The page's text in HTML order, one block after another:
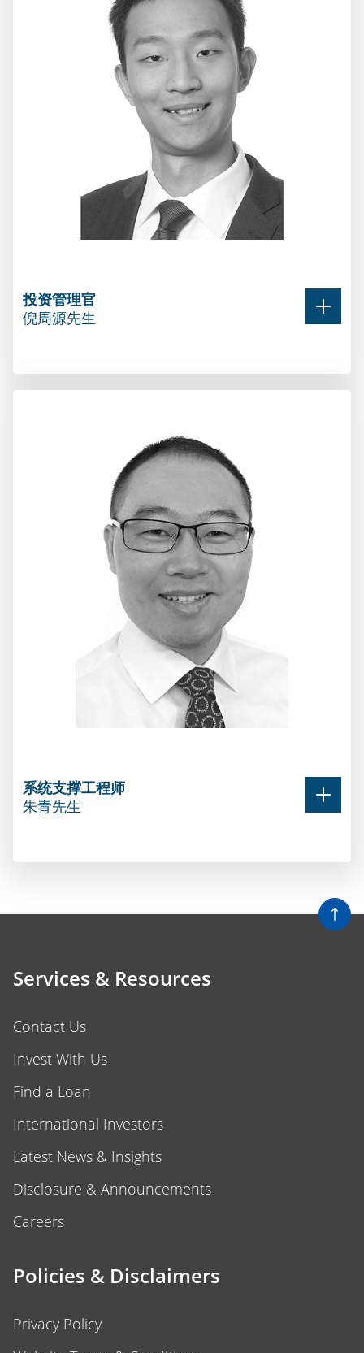
投资管理官
倪周源先生
投资管理官
筹金融，开始了自己的职业生涯。他顺利地从华
东理工大学(中国上海)毕业。倪先生是特许金融分
析师(CFA)二级考试的考生。
系统支撑工程师
朱青先生
2011年，朱青先生开始了自己在乐筹金融的职业
工作过七年，担任IT支撑工程师，加盟乐筹金融前
Services & Resources
Contact Us
Invest With Us
Find a Loan
International Investors
Latest News & Insights
Disclosure & Announcements
Careers
Policies & Disclaimers
Privacy Policy